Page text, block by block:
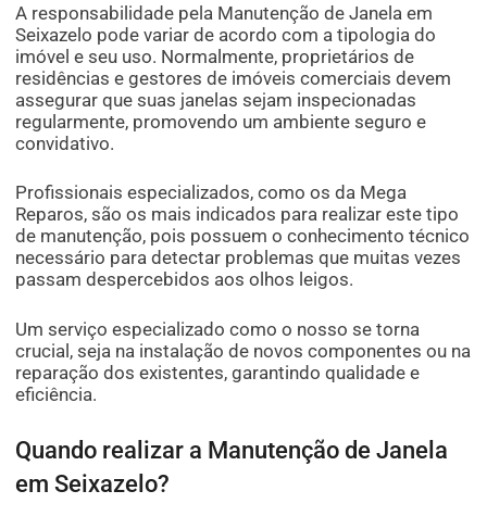
A responsabilidade pela Manutenção de Janela em
Seixazelo pode variar de acordo com a tipologia do
imóvel e seu uso. Normalmente, proprietários de
residências e gestores de imóveis comerciais devem
assegurar que suas janelas sejam inspecionadas
regularmente, promovendo um ambiente seguro e
convidativo.
Profissionais especializados, como os da Mega
Reparos, são os mais indicados para realizar este tipo
de manutenção, pois possuem o conhecimento técnico
necessário para detectar problemas que muitas vezes
passam despercebidos aos olhos leigos.
Um serviço especializado como o nosso se torna
crucial, seja na instalação de novos componentes ou na
reparação dos existentes, garantindo qualidade e
eficiência.
Quando realizar a Manutenção de Janela
em Seixazelo?